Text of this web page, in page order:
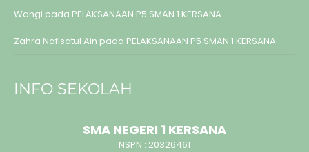
Wangi pada PELAKSANAAN P5 SMAN 1 KERSANA
Zahra Nafisatul Ain pada PELAKSANAAN P5 SMAN 1 KERSANA
INFO SEKOLAH
SMA NEGERI 1 KERSANA
NSPN : 20326461